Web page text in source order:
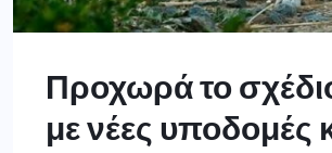
Προχωρά το
με νέες υποδομές